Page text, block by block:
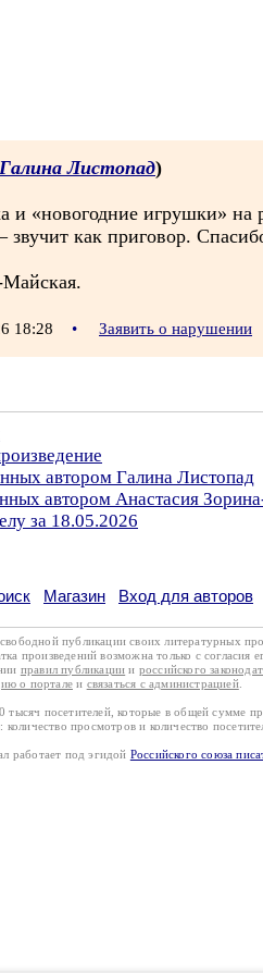
Галина Листопад)
и «новогодние игрушки»
как приговор.
18:28 • Заявить о нарушении
автором Галина Листопад
автором Анастасия
за 18.05.2026
Магазин Вход для авторов
публикации своих литературных
произведений возможна только с
правил публикации и российского
о портале и связаться с администрацией.
посетителей, которые в общей сумме
просмотров и количество
работает под эгидой Российского союза